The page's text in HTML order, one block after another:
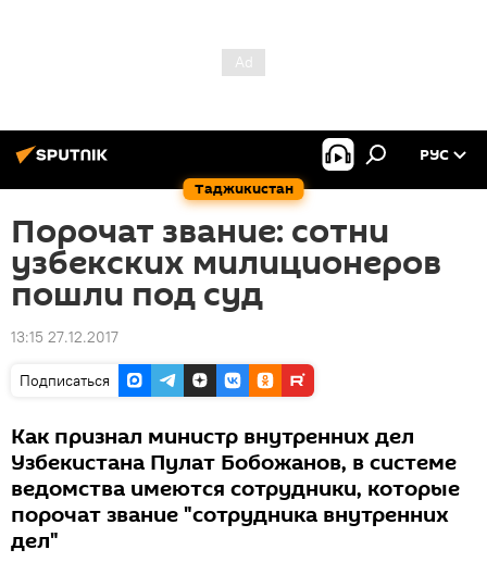
Таджикистан
РУС
Порочат звание: сотни
узбекских милиционеров
пошли под суд
13:15 27.12.2017
Подписаться
Как признал министр внутренних дел
Узбекистана Пулат Бобожанов, в системе
ведомства имеются сотрудники, которые
порочат звание "сотрудника внутренних
дел"